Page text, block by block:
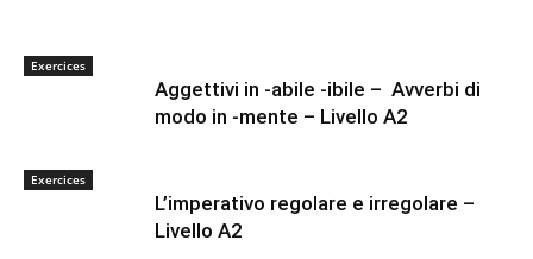
Exercices
Aggettivi in -abile -ibile – Avverbi di
modo in -mente – Livello A2
Exercices
L’imperativo regolare e irregolare –
Livello A2